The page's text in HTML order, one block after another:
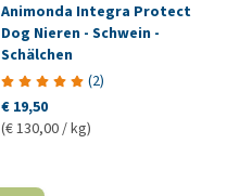
Animonda Integra Protect
Dog Nieren - Schwein -
Schälchen
(2)
€ 19,50
(€ 130,00 / kg)